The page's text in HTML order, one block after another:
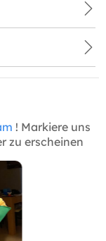
! Markiere uns
zu erscheinen